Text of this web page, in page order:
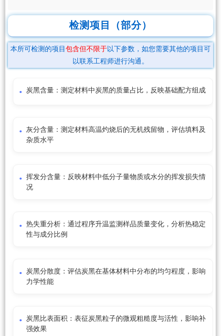
检测项目（部分）
本所可检测的项目 包含但不限于以下参数，如您需要其他的项目可
以联系工程师进行沟通。
炭黑含量：测定材料中炭黑的质量占比，反映基础配方组成
灰分含量：测定材料高温灼烧后的无机残留物，评估填料及
杂质水平
挥发分含量：反映材料中低分子量物质或水分的挥发损失情
况
热失重分析：通过程序升温监测样品质量变化，分析热稳定
性与成分比例
炭黑分散度：评估炭黑在基体材料中分布的均匀程度，影响
力学性能
炭黑比表面积：表征炭黑粒子的微观粗糙度与活性，影响补
强效果